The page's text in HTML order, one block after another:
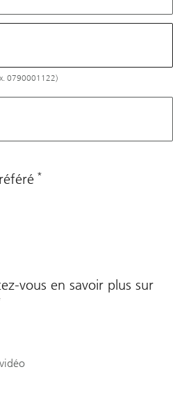
0790001122)
*
vous en savoir plus sur